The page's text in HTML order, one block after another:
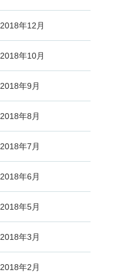
2018年12月
2018年10月
2018年9月
2018年8月
2018年7月
2018年6月
2018年5月
2018年3月
2018年2月